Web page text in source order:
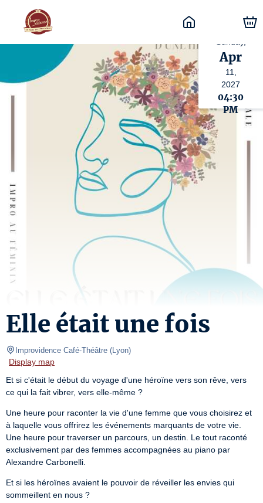
Apr
11,
2027
04:30
PM
Elle était une fois
Improvidence Café-Théâtre (Lyon)
Display map
Et si c'était le début du voyage d'une héroïne vers son rêve, vers
ce qui la fait vibrer, vers elle-même ?
Une heure pour raconter la vie d'une femme que vous choisirez et
à laquelle vous offrirez les événements marquants de votre vie.
Une heure pour traverser un parcours, un destin. Le tout raconté
exclusivement par des femmes accompagnées au piano par
Alexandre Carbonelli.
Et si les héroïnes avaient le pouvoir de réveiller les envies qui
sommeillent en nous ?